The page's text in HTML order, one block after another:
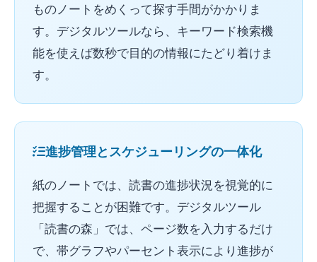
ものノートをめくって探す手間がかかりま
す。デジタルツールなら、キーワード検索機
能を使えば数秒で目的の情報にたどり着けま
す。
進捗管理とスケジューリングの一体化
紙のノートでは、読書の進捗状況を視覚的に
把握することが困難です。デジタルツール
「読書の森」では、ページ数を入力するだけ
で、帯グラフやパーセント表示により進捗が